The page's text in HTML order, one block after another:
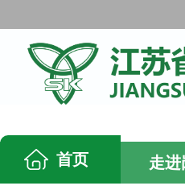
首页 走进